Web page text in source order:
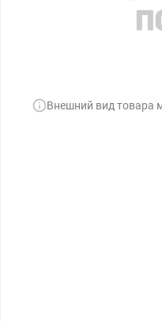
Внешний вид товара